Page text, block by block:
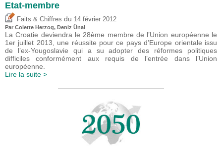
Etat-membre
Faits & Chiffres du 14 février 2012
Par Colette Herzog, Deniz Ünal
La Croatie deviendra le 28ème membre de l’Union européenne le
1er juillet 2013, une réussite pour ce pays d’Europe orientale issu
de l’ex-Yougoslavie qui a su adopter des réformes politiques
difficiles conformément aux requis de l’entrée dans l’Union
européenne.
Lire la suite >